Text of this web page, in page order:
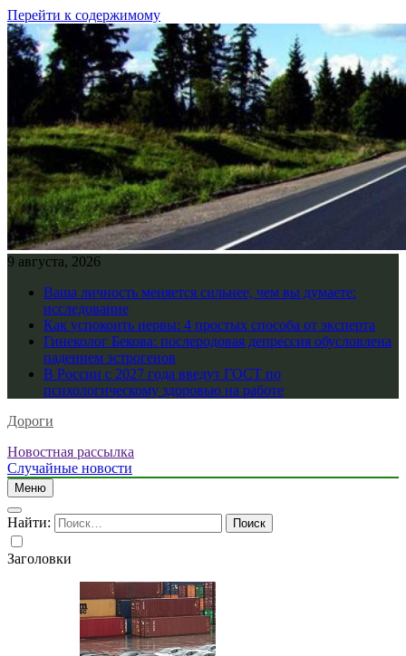
Перейти к содержимому
9 августа, 2026
Ваша личность меняется сильнее, чем вы думаете:
исследование
Как успокоить нервы: 4 простых способа от эксперта
Гинеколог Бекова: послеродовая депрессия обусловлена
падением эстрогенов
В России с 2027 года введут ГОСТ по
психологическому здоровью на работе
Дороги
Новостная рассылка
Случайные новости
Меню
Найти:
Заголовки